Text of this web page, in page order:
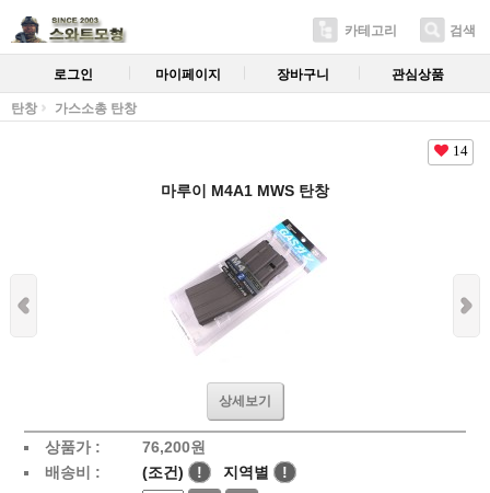
카테고리 검색
로그인 마이페이지 장바구니 관심상품
탄창 가스소총 탄창
14
마루이 M4A1 MWS 탄창
상세보기
상품가 : 76,200원
배송비 :
(조건) ! 지역별
!